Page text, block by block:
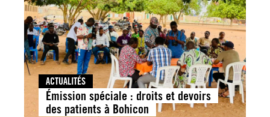
ACTUALITÉS
Émission spéciale : droits et devoirs
des patients à Bohicon